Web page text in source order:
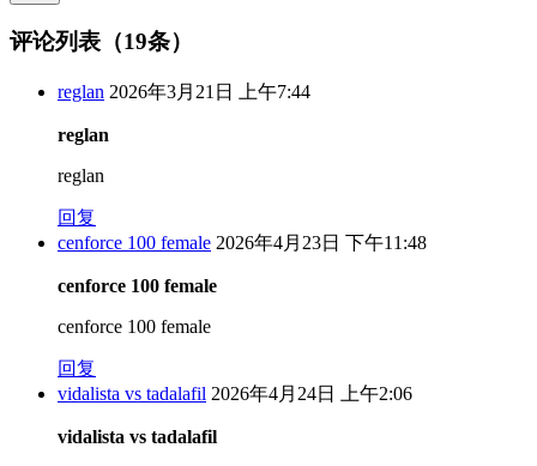
评论列表（19条）
reglan 2026年3月21日 上午7:44
reglan
reglan
回复
cenforce 100 female 2026年4月23日 下午11:48
cenforce 100 female
cenforce 100 female
回复
vidalista vs tadalafil 2026年4月24日 上午2:06
vidalista vs tadalafil